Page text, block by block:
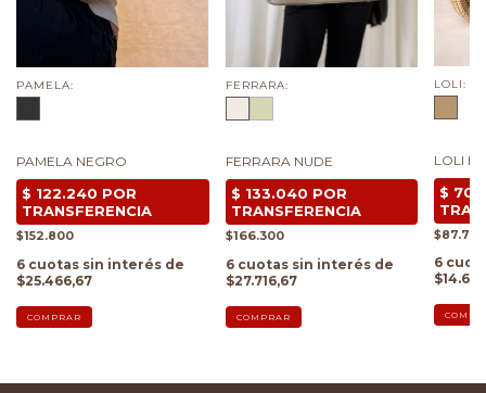
PAMELA:
PAMELA NEGRO
$152.800
6 cuotas sin interés de
$25.466,67
COMPRAR
FERRARA:
FERRARA NUDE
$166.300
6 cuotas sin interés de
$27.716,67
COMPRAR
LOLI:
LOLI
$87.700
6